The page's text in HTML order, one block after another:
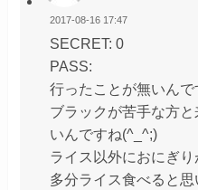
2017-08-16 17:47
SECRET: 0
PASS:
行ったことが無いんで
ブラックが苦手な方
いんですね(^_^;)
ライス以外におにぎ
多分ライス食べると思